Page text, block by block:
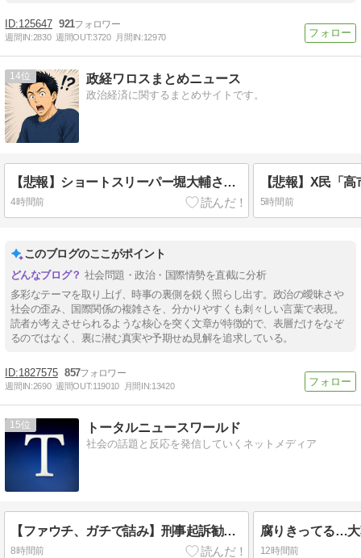
125647 921
週間IN:2830 週間OUT:3720 月間IN:12970
14 政経ワロスまとめニュース
政治経済に関するまとめサイトです。
【悲報】ショートスリーパー堀大輔さん、リスナーから「寝たほうがいい！」と言われてガチギレし炎上 → 高須幹也医師の医学的アドバイスに激昂 ｗｗｗｗｗｗｗｗｗ
4時間前 5時間前
このブログのここがポイント
社会問題・政治・国際情勢を直截に分析
多彩なテーマを取り上げ、時事の裏側を鋭く照らし出す。政治の曖昧さや
社会の歪み、国際関係の複雑さを、分かりやすくも刺々しい言葉で表現。
読者が考えさせられるような核心を突く文章が特徴的で、表層だけをなぞ
るのではなく、裏に潜む真実や予期せぬ見解を追求している。
1827575 857
週間IN:2690 週間OUT:119010 月間IN:13420
15 トータルニュースワールド
社会の話題と反応を発信していくネットメディア
【ファウチ、ガチで詰み】刑事起訴勧告は序の口 全米5州での司法捜査開始で「恩赦逃れ」不可能な事態へ
8時間前 12時間前